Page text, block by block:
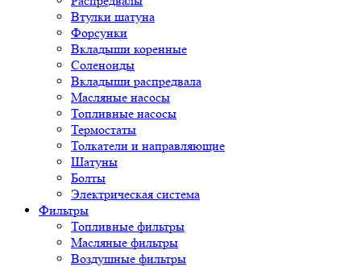
Втулки шатуна
Форсунки
Вкладыши коренные
Соленоиды
Вкладыши распредвала
Масляные насосы
Топливные насосы
Термостаты
Толкатели и направляющие
Шатуны
Болты
Электрическая система
Фильтры
Топливные фильтры
Масляные фильтры
Воздушные фильтры